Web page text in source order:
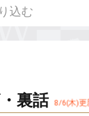
裏話 8/6(木)更